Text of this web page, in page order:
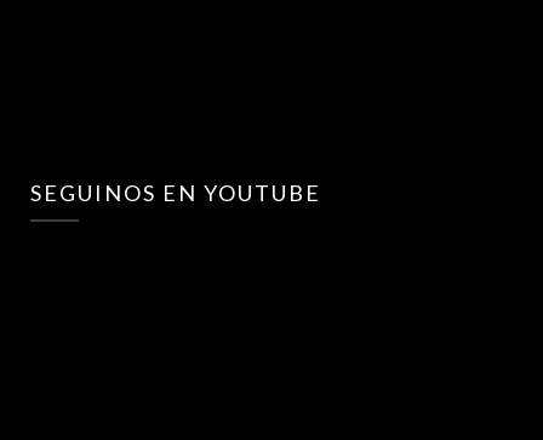
SEGUINOS EN YOUTUBE